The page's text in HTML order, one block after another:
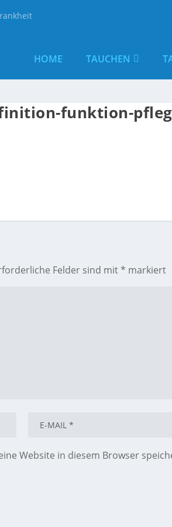
HOME TAUCHEN
funktion-
Felder sind mit* markiert
Website in diesem Browser